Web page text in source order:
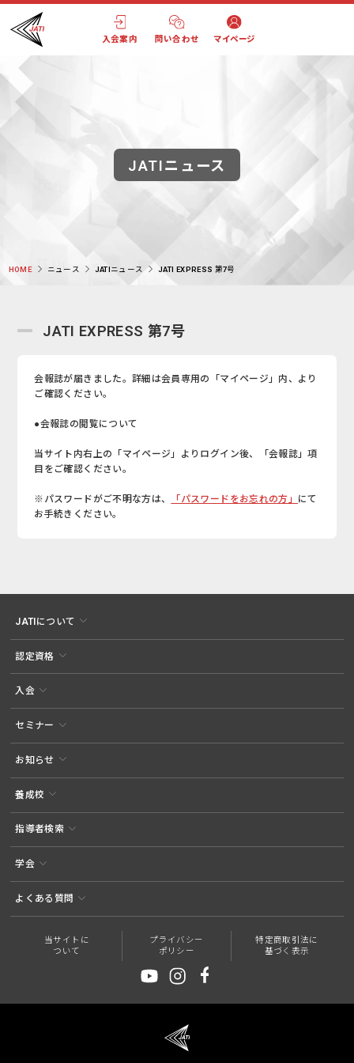
入会案内 問い合わせ マイページ
JATIニュース
HOME ニュース JATIニュース JATI EXPRESS 第7号
JATI EXPRESS 第7号
会報誌が届きました。詳細は会員専用の「マイページ」内、より
ご確認ください。
●会報誌の閲覧について
当サイト内右上の「マイページ」よりログイン後、「会報誌」項
目をご確認ください。
※パスワードがご不明な方は、 「パスワードをお忘れの方」 にて
お手続きください。
JATIについて
認定資格
入会
セミナー
お知らせ
養成校
指導者検索
学会
よくある質問
当サイトに
ついて
プライバシー
ポリシー
特定商取引法に
基づく表示